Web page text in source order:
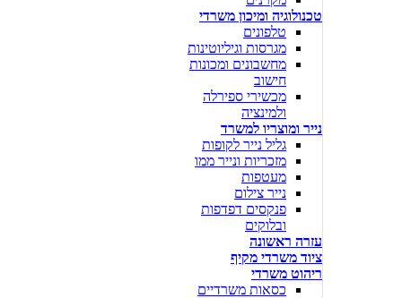
טכנולוגיה ומיכון משרדי
טלפונים
מגרסות וגיליוטינות
מחשבונים ומכונות
חישוב
מכשירי ספירלה
ולמינציה
נייר ומוצריו למשרד
גליל נייר לקופות
מזכריות ונייר ממו
מעטפות
נייר צילום
פנקסים דפדפות
ובלוקים
עזרה ראשונה
ציוד משרדי מקיף
ריהוט משרדי
כסאות משרדיים